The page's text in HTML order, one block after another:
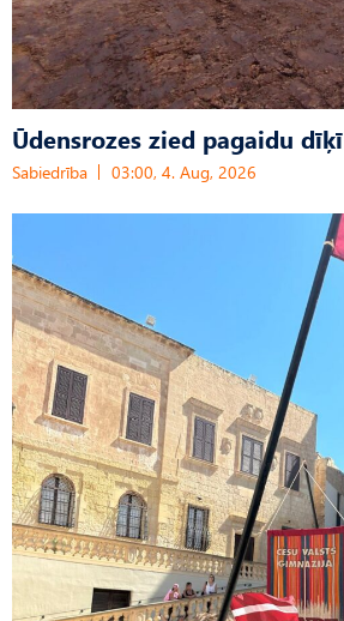
Ūdensrozes zied pagaidu dīķī
Sabiedrība 03:00, 4. Aug, 2026